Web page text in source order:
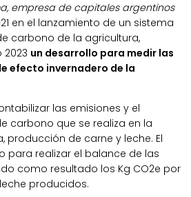
empresa de capitales argentinos
en el lanzamiento de un sistema
carbono de la agricultura,
2023 un desarrollo para medir las
efecto invernadero de la
las emisiones y el
carbono que se realiza en la
producción de carne y leche. El
para realizar el balance de las
como resultado los Kg CO2e por
producidos.